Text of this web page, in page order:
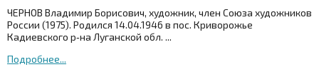
ЧЕРНОВ Владимир Борисович, художник, член Союза художников
России (1975). Родился 14.04.1946 в пос. Криворожье
Кадиевского р‑на Луганской обл. ...
Подробнее...